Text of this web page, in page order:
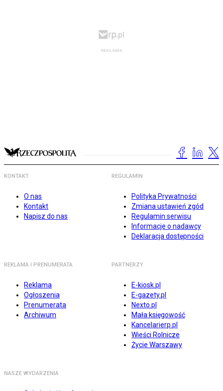
KONTAKT
O nas
Kontakt
Napisz do nas
REGULAMIN
Polityka Prywatności
Zmiana ustawień zgód
Regulamin serwisu
Informacje o nadawcy
Deklaracja dostępności
REKLAMA I PRENUMERATA
Reklama
Ogłoszenia
Prenumerata
Archiwum
PARTNERZY
E-kiosk.pl
E-gazety.pl
Nexto.pl
Mała księgowość
Kancelarierp.pl
Wieści Rolnicze
Życie Warszawy
NASZE WYDARZENIA